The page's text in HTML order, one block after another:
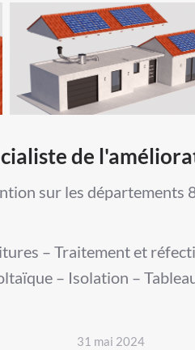
de
sur les départements
– Traitement et
– Isolation –
31 mai 2024